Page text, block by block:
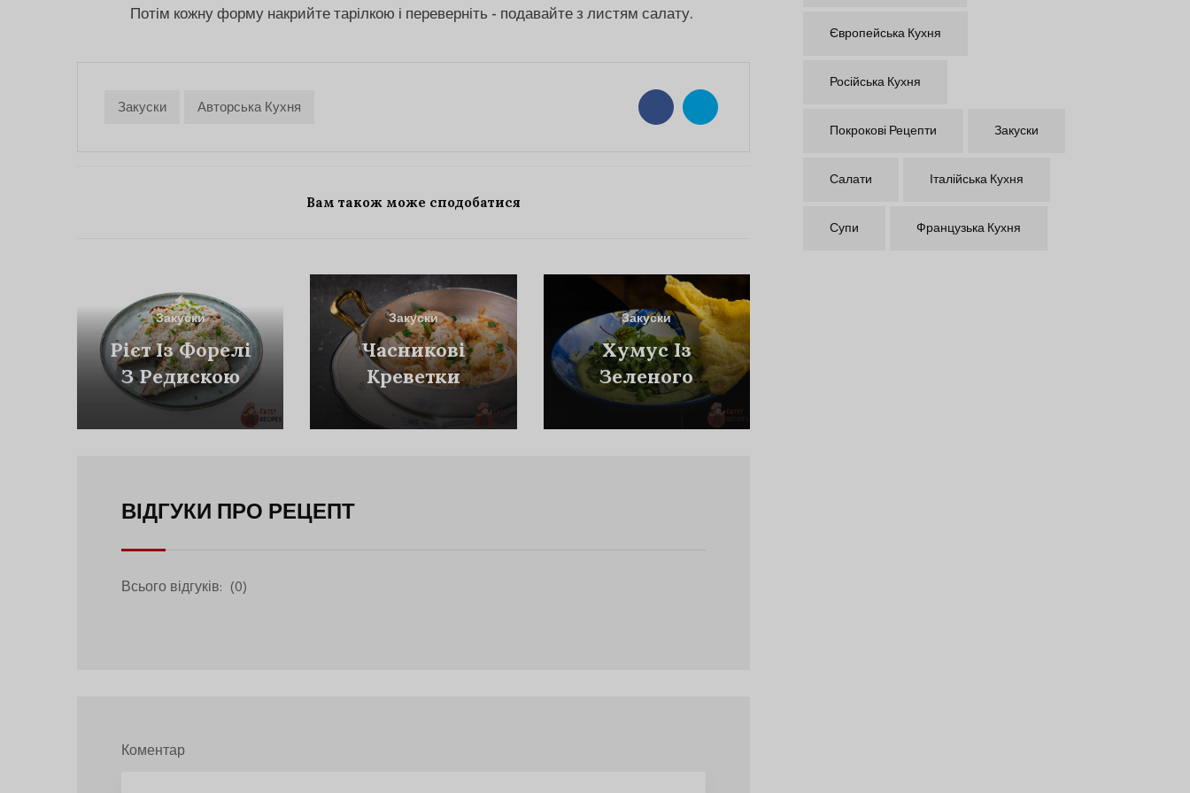
Потім кожну форму накрийте тарілкою і переверніть - подавайте з листям салату.
Закуски Авторська Кухня
Вам також може сподобатися
Закуски
Рієт Із Форелі
З Редискою
Закуски
Часникові
Креветки
Закуски
Хумус Із
Зеленого
Горошку
ВІДГУКИ ПРО РЕЦЕПТ
Всього відгуків: (0)
Коментар
Європейська Кухня
Російська Кухня
Покрокові Рецепти Закуски
Салати Італійська Кухня
Супи Французька Кухня